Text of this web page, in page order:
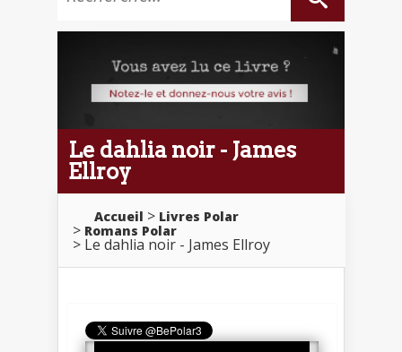
Le dahlia noir - James
Ellroy
Accueil
Livres Polar
Romans Polar
Le dahlia noir - James Ellroy